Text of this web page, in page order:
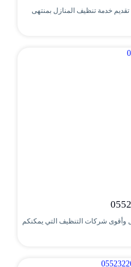
خدمة تنظيف المنازل بمنتهى
وأقوى شركات التنظيف التي يمكنكم